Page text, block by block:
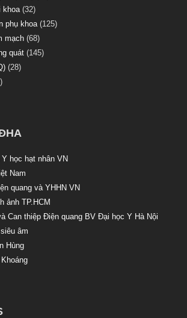
khoa (32)
phụ khoa (125)
mạch (68)
quát (145)
(28)
học hạt nhân VN
Nam
quang và YHHN VN
ảnh TP.HCM
Can thiệp Điện quang BV Đại học Y Hà Nội
âm
Hùng